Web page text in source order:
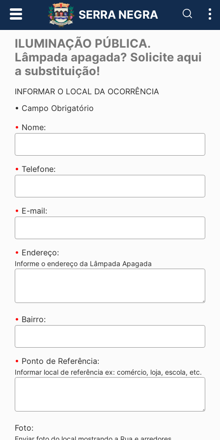
SERRA NEGRA
ILUMINAÇÃO PÚBLICA.
Lâmpada apagada? Solicite aqui
a substituição!
INFORMAR O LOCAL DA OCORRÊNCIA
• Campo Obrigatório
• Nome:
• Telefone:
• E-mail:
• Endereço:
Informe o endereço da Lâmpada Apagada
• Bairro:
• Ponto de Referência:
Informar local de referência ex: comércio, loja, escola, etc.
Foto: